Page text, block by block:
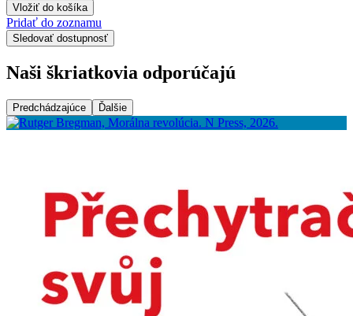
Vložiť do košíka
Pridať do zoznamu
Sledovať dostupnosť
Naši škriatkovia odporúčajú
Predchádzajúce Ďalšie